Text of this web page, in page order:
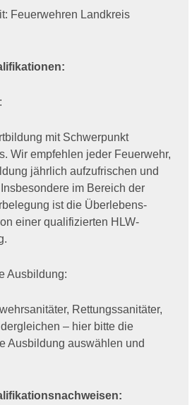
Feuerwehren Landkreis
mit Schwerpunkt
Wir empfehlen jeder Feuerwehr,
jährlich aufzufrischen und
im Bereich der
ist die Überlebens-
einer qualifizierten HLW-
Ausbildung:
Rettungssanitäter,
– hier bitte die
Ausbildung auswählen und